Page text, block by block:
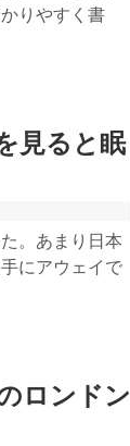
りやすく書
見ると眠
。あまり日本
にアウェイで
ロンドン